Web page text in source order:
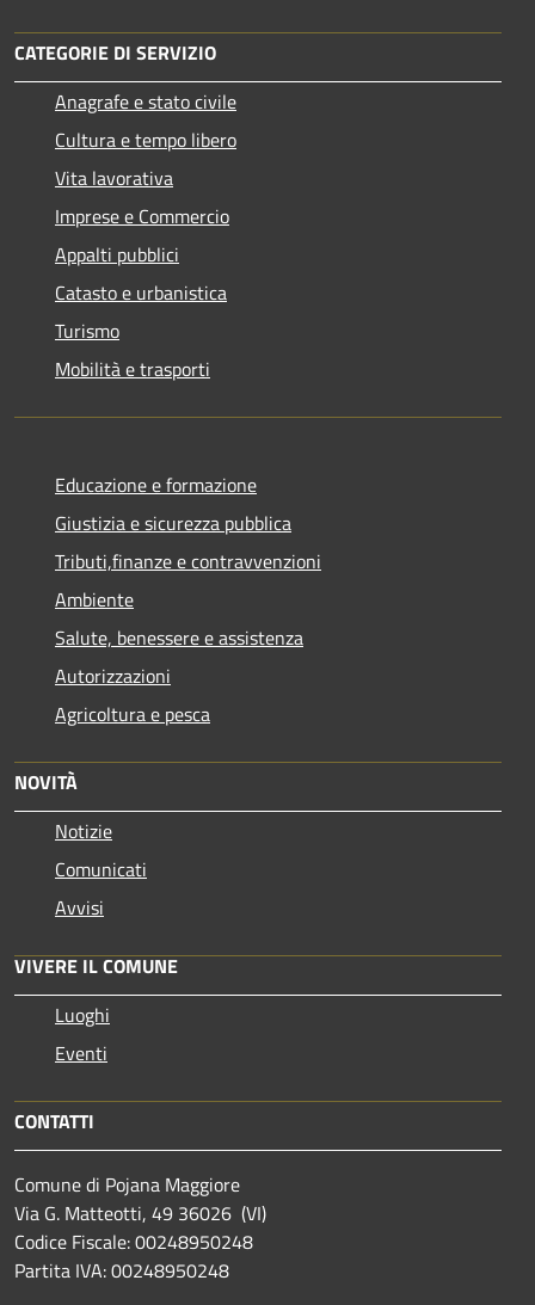
CATEGORIE DI SERVIZIO
Anagrafe e stato civile
Cultura e tempo libero
Vita lavorativa
Imprese e Commercio
Appalti pubblici
Catasto e urbanistica
Turismo
Mobilità e trasporti
Educazione e formazione
Giustizia e sicurezza pubblica
Tributi,finanze e contravvenzioni
Ambiente
Salute, benessere e assistenza
Autorizzazioni
Agricoltura e pesca
NOVITÀ
Notizie
Comunicati
Avvisi
VIVERE IL COMUNE
Luoghi
Eventi
CONTATTI
Comune di Pojana Maggiore
Via G. Matteotti, 49 36026 (VI)
Codice Fiscale: 00248950248
Partita IVA: 00248950248